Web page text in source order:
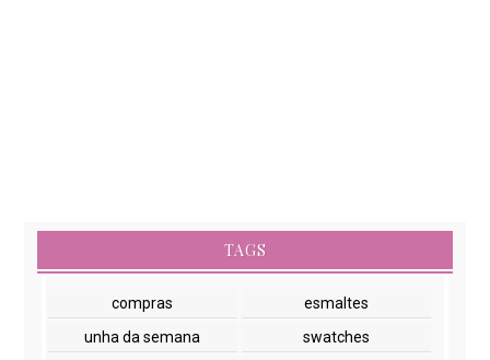
TAGS
compras
esmaltes
unha da semana
swatches